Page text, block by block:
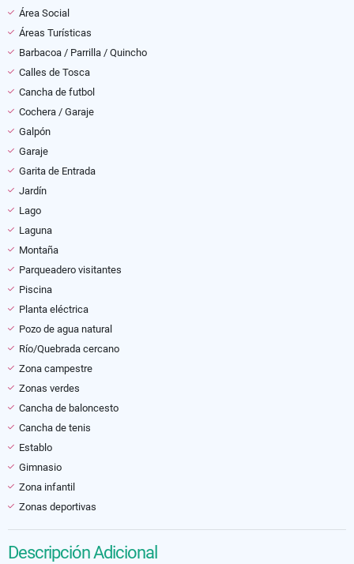
Área Social
Áreas Turísticas
Barbacoa / Parrilla / Quincho
Calles de Tosca
Cancha de futbol
Cochera / Garaje
Galpón
Garaje
Garita de Entrada
Jardín
Lago
Laguna
Montaña
Parqueadero visitantes
Piscina
Planta eléctrica
Pozo de agua natural
Río/Quebrada cercano
Zona campestre
Zonas verdes
Cancha de baloncesto
Cancha de tenis
Establo
Gimnasio
Zona infantil
Zonas deportivas
Descripción Adicional